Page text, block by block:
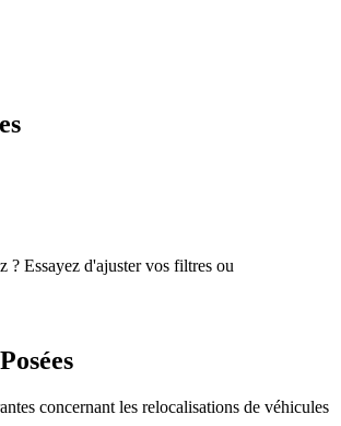
? Essayez d'ajuster vos filtres ou
concernant les relocalisations de véhicules